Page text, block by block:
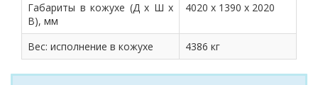
Габариты в кожухе (Д х Ш х
В), мм
4020 x 1390 x 2020
Вес: исполнение в кожухе 4386 кг